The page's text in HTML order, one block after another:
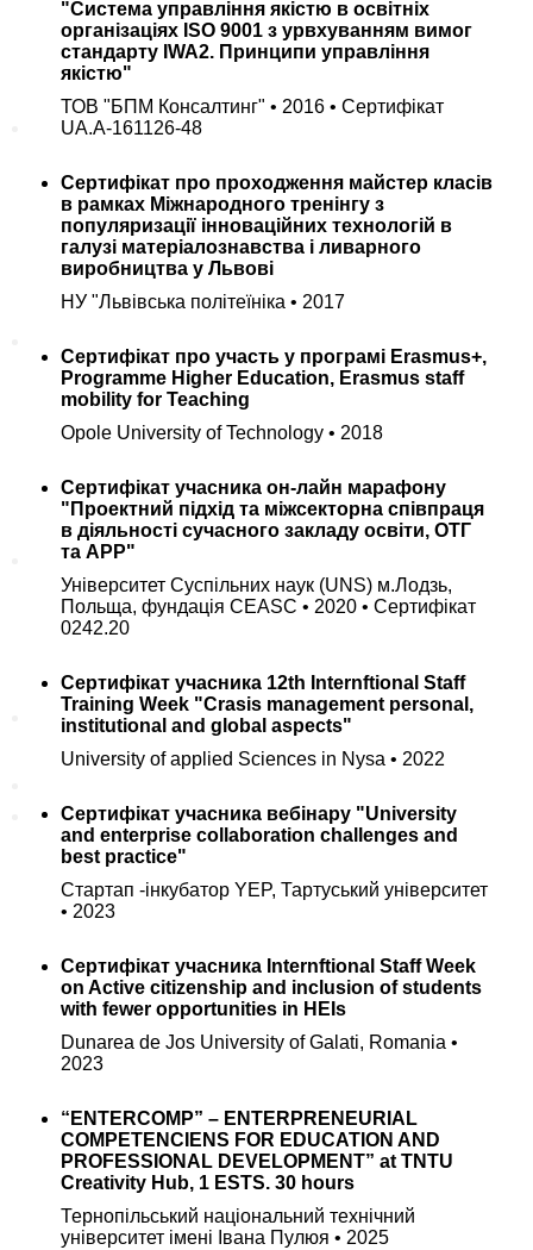
новини міжнародної співпраці
механіки
Інформація абітурієнту
Цікаві-статті
календар подій
Запрошуємо на навчання
Необхідні документи
Запитання-відповіді
Новини
Цікаві статті
Контакти
АРХІТЕКТУРА БУДІВЕЛЬ І
СПОРУД
ПРОЕКТУВАННЯ
КОНСТРУКЦІЙ
ЗАЛІЗОБЕТОННІ І КАМ'ЯНІ
МЕТАЛЕВІ КОНСТРУКЦІЇ
ОСНОВИ І ФУНДАМЕНТИ
ТЕХНОЛОГІЯ
БУДІВЕЛЬНОГО
ПРОЕКТУВАННЯ
КОНСТРУКЦІЙ З ДЕРЕВА І
ПЛАСТМАС
ПРОЕКТУВАННЯ
МЕТАЛЕВИХ КОНСТРУКЦІЙ
РОЗРОБКА ТЕХНОЛОГІЙ
"Система управління якістю в освітніх
організаціях ISO 9001 з урвхуванням вимог
стандарту IWA2. Принципи управління
якістю"
ТОВ "БПМ Консалтинг" • 2016 • Сертифікат
UA.A-161126-48
Сертифікат про проходження майстер класів
в рамках Міжнародного тренінгу з
популяризації інноваційних технологій в
галузі матеріалознавства і ливарного
виробництва у Львові
НУ "Львівська політеїніка • 2017
Сертифікат про участь у програмі Erasmus+,
Programme Higher Education, Erasmus staff
mobility for Teaching
Opole University of Technology • 2018
Сертифікат учасника он-лайн марафону
"Проектний підхід та міжсекторна співпраця
в діяльності сучасного закладу освіти, ОТГ
та АРР"
Університет Суспільних наук (UNS) м.Лодзь,
Польща, фундація CEASC • 2020 • Сертифікат
0242.20
Сертифікат учасника 12th Internftional Staff
Training Week "Crasis management personal,
institutional and global aspects"
University of applied Sciences in Nysa • 2022
Сертифікат учасника вебінару "University
and enterprise collaboration challenges and
best practice"
Стартап -інкубатор YEP, Тартуський університет
• 2023
Сертифікат учасника Internftional Staff Week
on Active citizenship and inclusion of students
with fewer opportunities in HEIs
Dunarea de Jos University of Galati, Romania •
2023
“ENTERCOMP” – ENTERPRENEURIAL
COMPETENCIENS FOR EDUCATION AND
PROFESSIONAL DEVELOPMENT” at TNTU
Creativity Hub, 1 ESTS. 30 hours
Тернопільський національний технічний
університет імені Івана Пулюя • 2025